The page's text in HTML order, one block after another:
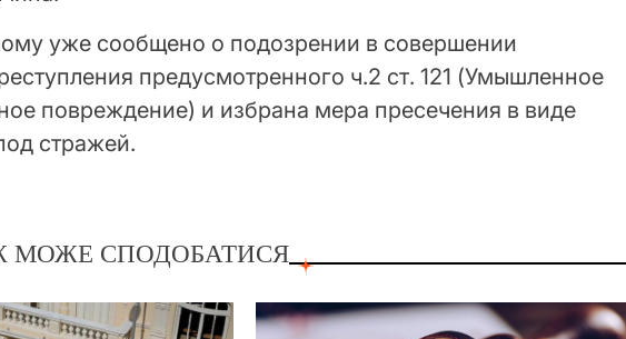
уже сообщено о подозрении в совершении
предусмотренного ч.2 ст. 121 (Умышленное
повреждение) и избрана мера пресечения в виде
стражей.
МОЖЕ СПОДОБАТИСЯ